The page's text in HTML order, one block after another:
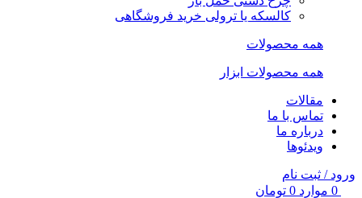
کالسکه یا ترولی خرید فروشگاهی
همه محصولات
همه محصولات ابزار
مقالات
تماس با ما
درباره ما
ویدئوها
ورود / ثبت نام
0 موارد 0 تومان